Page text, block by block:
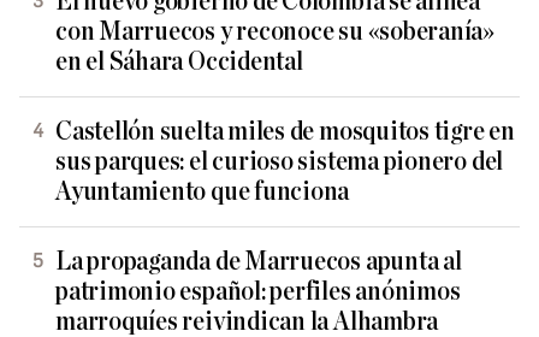
con Marruecos y reconoce su «soberanía»
en el Sáhara Occidental
Castellón suelta miles de mosquitos tigre en
sus parques: el curioso sistema pionero del
Ayuntamiento que funciona
La propaganda de Marruecos apunta al
patrimonio español: perfiles anónimos
marroquíes reivindican la Alhambra